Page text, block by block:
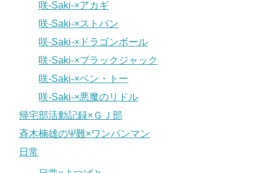
咲-Saki-×アカギ
咲-Saki-×ストパン
咲-Saki-×ドラゴンボール
咲-Saki-×ブラックジャック
咲-Saki-×ベン・トー
咲-Saki-×悪魔のリドル
帰宅部活動記録×ＧＪ部
斉木楠雄のΨ難×ワンパンマン
日常